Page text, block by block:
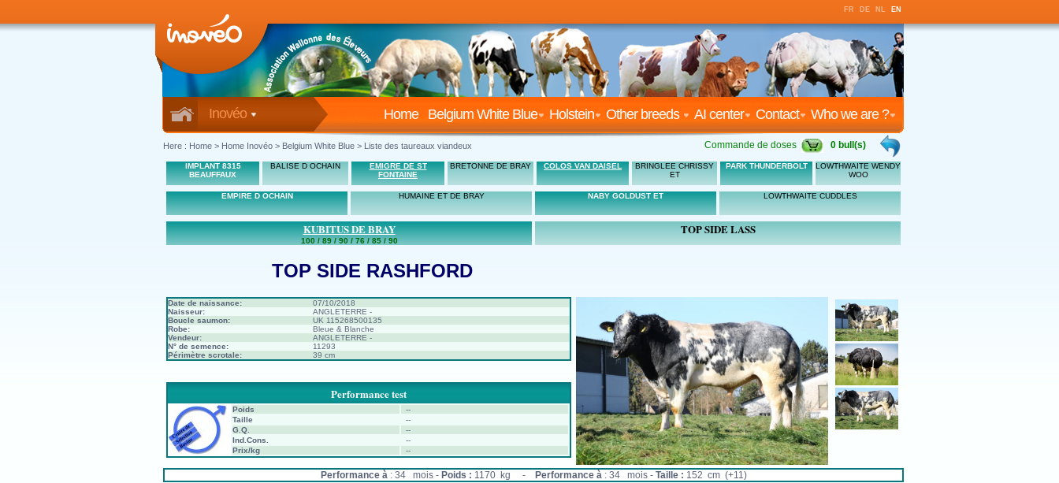
FR DE NL EN
Inovéo Who we are ?
Contact
AI center
Other breeds
Holstein
Belgium White Blue
Home
Here : Home > Home Inovéo > Belgium White Blue > Liste des taureaux viandeux Commande de doses 0 bull(s)
IMPLANT 8315
BEAUFFAUX
BALISE D OCHAIN
EMIGRE DE ST
FONTAINE
BRETONNE DE BRAY COLOS VAN DAISEL
BRINGLEE CHRISSY
ET
PARK THUNDERBOLT
LOWTHWAITE WENDY
WOO
EMPIRE D OCHAIN HUMAINE ET DE BRAY NABY GOLDUST ET LOWTHWAITE CUDDLES
KUBITUS DE BRAY
100 / 89 / 90 / 76 / 85 / 90
TOP SIDE LASS
TOP SIDE RASHFORD
Date de naissance:
07/10/2018
Naisseur:
ANGLETERRE -
Boucle saumon:
UK 115268500135
Robe:
Bleue & Blanche
Vendeur:
ANGLETERRE -
N° de semence:
11293
Périmètre scrotale:
39 cm
Performance test
Poids
--
Taille
--
G.Q.
--
Ind.Cons.
--
Prix/kg
--
Performance à: 34 mois - Poids : 1170 kg - Performance à: 34 mois - Taille : 152 cm (+11)